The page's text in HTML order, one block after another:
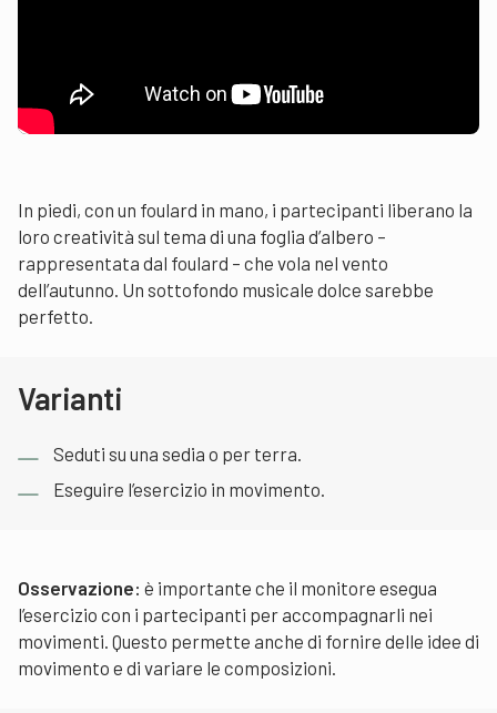
In piedi, con un foulard in mano, i partecipanti liberano la
loro creatività sul tema di una foglia d’albero –
rappresentata dal foulard – che vola nel vento
dell’autunno. Un sottofondo musicale dolce sarebbe
perfetto.
Varianti
Seduti su una sedia o per terra.
Eseguire l’esercizio in movimento.
Osservazione: è importante che il monitore esegua
l’esercizio con i partecipanti per accompagnarli nei
movimenti. Questo permette anche di fornire delle idee di
movimento e di variare le composizioni.